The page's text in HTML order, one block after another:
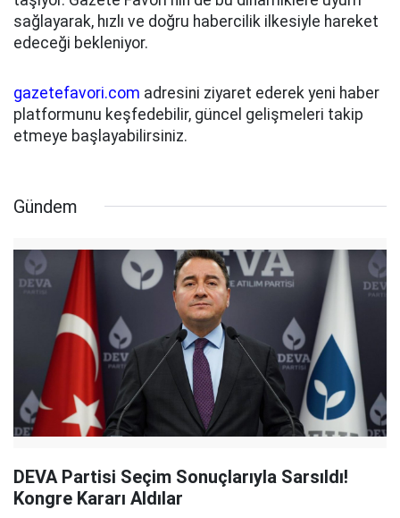
sağlayarak, hızlı ve doğru habercilik ilkesiyle hareket
edeceği bekleniyor.
gazetefavori.com adresini ziyaret ederek yeni haber
platformunu keşfedebilir, güncel gelişmeleri takip
etmeye başlayabilirsiniz.
Gündem
DEVA Partisi Seçim Sonuçlarıyla Sarsıldı!
Kongre Kararı Aldılar